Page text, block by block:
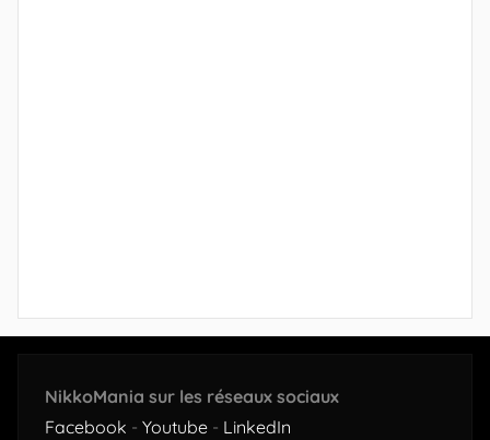
NikkoMania sur les réseaux sociaux
Facebook - Youtube - LinkedIn